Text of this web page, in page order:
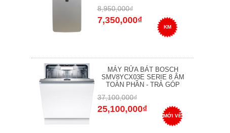
8,950,000₫
7,350,000₫
KM
MÁY RỬA BÁT BOSCH
SMV8YCX03E SERIE 8 ÂM
TOÀN PHẦN - TRẢ GÓP
37,100,000₫
25,100,000₫
MỚI VỀ